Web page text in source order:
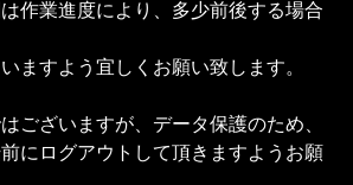
作業進度により、多少前後する場合
ますよう宜しくお願い致します。
ございますが、データ保護のため、
にログアウトして頂きますようお願